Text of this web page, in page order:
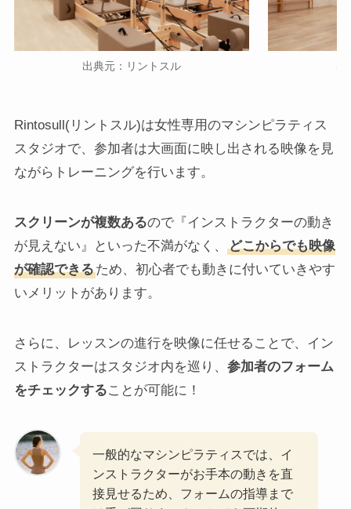
出典元：リントスル
Rintosull(リントスル)は女性専用のマシンピラティス
スタジオで、参加者は大画面に映し出される映像を見
ながらトレーニングを行います。
スクリーンが複数あるので『インストラクターの動き
が見えない』といった不満がなく、
どこからでも映像
が確認できるため、初心者でも動きに付いていきやす
いメリットがあります。
さらに、レッスンの進行を映像に任せることで、イン
ストラクターはスタジオ内を巡り、 参加者のフォーム
をチェックすることが可能に！
一般的なマシンピラティスでは、イ
ンストラクターがお手本の動きを直
接見せるため、フォームの指導まで